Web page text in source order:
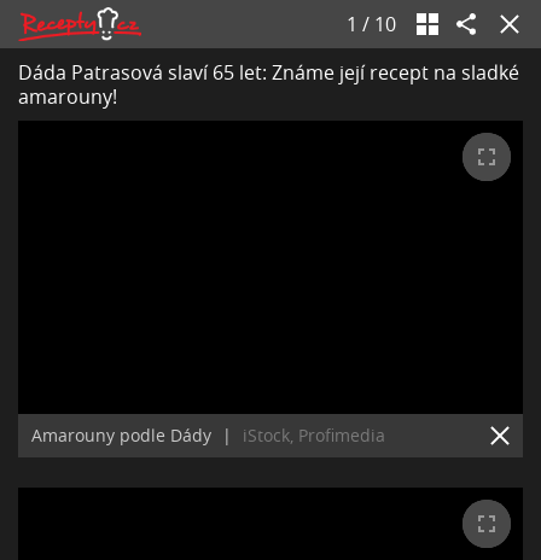
1 / 10
Dáda Patrasová slaví 65 let: Známe její recept na sladké
amarouny!
Amarouny podle Dády | iStock, Profimedia